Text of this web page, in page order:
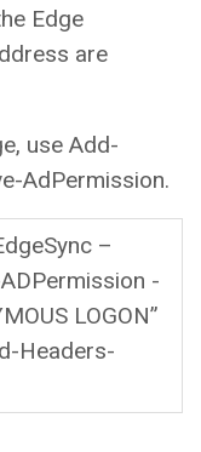
Edge
are
use Add-
AdPermission.
–
-
LOGON”
Headers-